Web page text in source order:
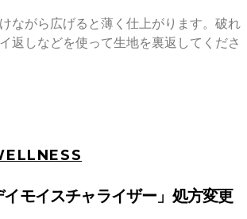
ながら広げると薄く仕上がります。破れ
返しなどを使って生地を裏返してくださ
モイスチャライザー」処方変更